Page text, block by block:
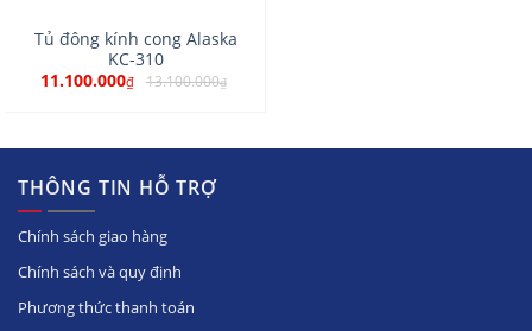
Tủ đông kính cong Alaska
KC-310
11.100.000₫ 13.100.000₫
THÔNG TIN HỖ TRỢ
Chính sách giao hàng
Chính sách và quy định
Phương thức thanh toán